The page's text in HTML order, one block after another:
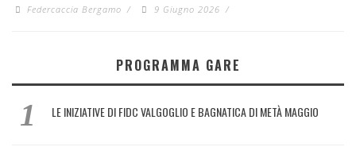
Federcaccia Bergamo / 9 Giugno 2026 /
PROGRAMMA GARE
LE INIZIATIVE DI FIDC VALGOGLIO E BAGNATICA DI METÀ MAGGIO